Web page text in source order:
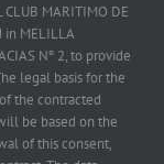
MARITIMO DE
in MELILLA
Nº 2, to provide
legal basis for the
the contracted
be based on the
of this consent,